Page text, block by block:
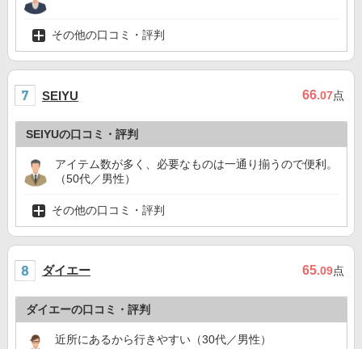
その他の口コミ・評判
SEIYU 66.07点
SEIYUの口コミ・評判
アイテム数が多く、必要なものは一通り揃うので便利。
（50代／男性）
その他の口コミ・評判
ダイエー 65.09点
ダイエーの口コミ・評判
近所にあるから行きやすい（30代／男性）